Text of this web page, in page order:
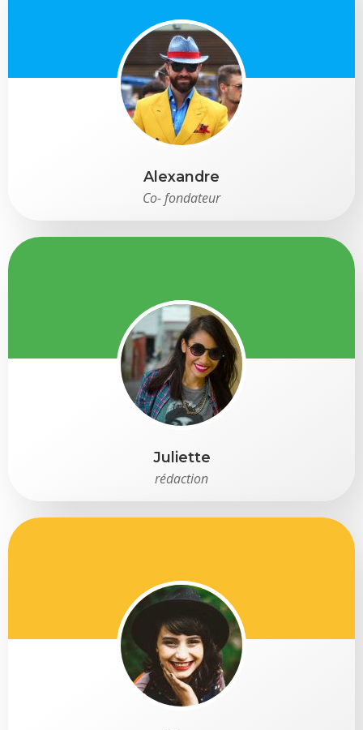
Alexandre
Co- fondateur
Juliette
rédaction